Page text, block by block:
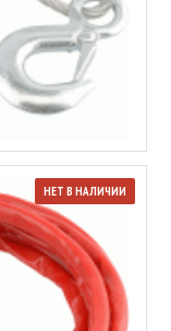
НЕТ В НАЛИЧИИ